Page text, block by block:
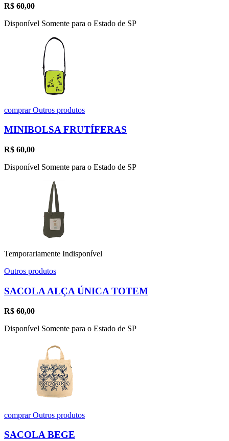
R$ 60,00
Disponível Somente para o Estado de SP
comprarOutros produtos
MINIBOLSA FRUTÍFERAS
R$ 60,00
Disponível Somente para o Estado de SP
Temporariamente Indisponível
Outros produtos
SACOLA ALÇA ÚNICA TOTEM
R$ 60,00
Disponível Somente para o Estado de SP
comprarOutros produtos
SACOLA BEGE